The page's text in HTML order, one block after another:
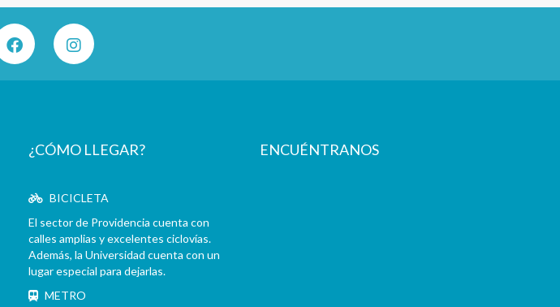
¿CÓMO LLEGAR?
BICICLETA
El sector de Providencia cuenta con
calles amplias y excelentes ciclovías.
Además, la Universidad cuenta con un
lugar especial para dejarlas.
METRO
ENCUÉNTRANOS